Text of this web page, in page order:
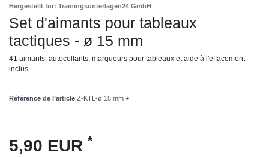
Hergestellt für: Trainingsunterlagen24 GmbH
Set d'aimants pour tableaux
tactiques - ø 15 mm
41 aimants, autocollants, marqueurs pour tableaux et aide à l'effacement
inclus
Référence de l’article Z-KTL-ø 15 mm +
5,90 EUR *